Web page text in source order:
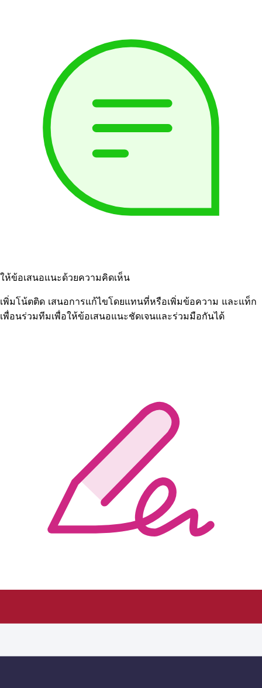
ให้ข้อเสนอแนะด้วยความคิดเห็น
เพิ่มโน้ตติด เสนอการแก้ไขโดยแทนที่หรือเพิ่มข้อความ และแท็ก
เพื่อนร่วมทีมเพื่อให้ข้อเสนอแนะชัดเจนและร่วมมือกันได้